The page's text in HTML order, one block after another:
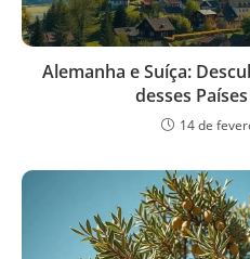
Alemanha e Suíça:
desses
14 de